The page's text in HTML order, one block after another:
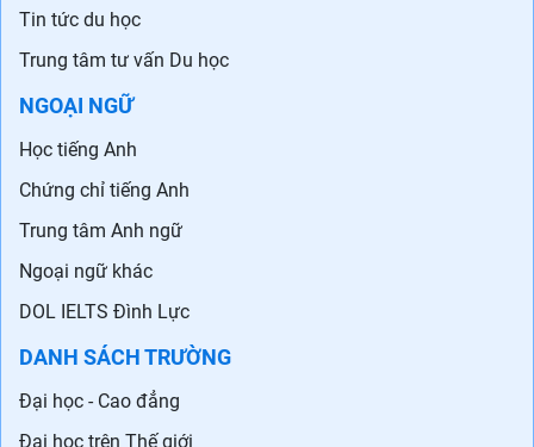
Điểm chuẩn vào lớp 10
tại Hà Nội tăng
Từ kết quả thi lớp 10,
thay đổi cách dạy và học
ra sao?